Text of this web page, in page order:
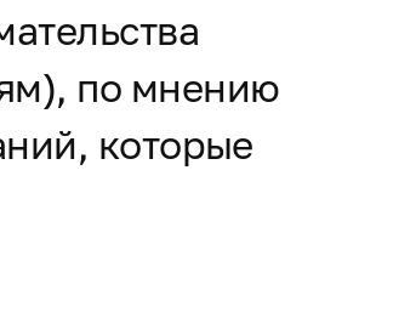
по мнению
которые